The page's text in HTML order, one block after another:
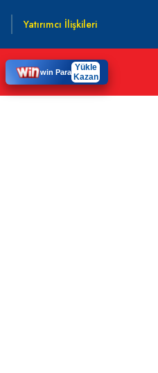
Yatırımcı İlişkileri
win Para Yükle
Kazan